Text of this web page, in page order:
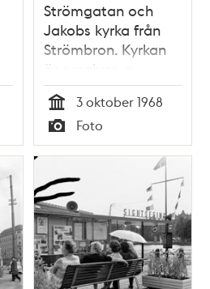
Strömgatan och
Jakobs kyrka från
Strömbron. Kyrkan
är omgiven av
byggnadsställningar.
Brittiska flaggor på
Karl XII:s Torg gör
reklam för Brittiska
veckan. Närmast en
sightseeing-firma
Tid
3 oktober 1968
Typ
Foto